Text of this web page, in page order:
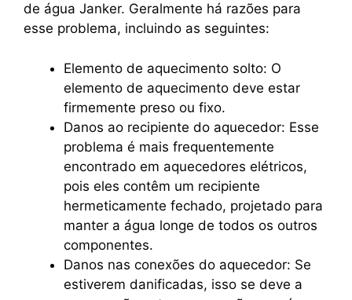
de água Janker. Geralmente há razões para
esse problema, incluindo as seguintes:
Elemento de aquecimento solto: O
elemento de aquecimento deve estar
firmemente preso ou fixo.
Danos ao recipiente do aquecedor: Esse
problema é mais frequentemente
encontrado em aquecedores elétricos,
pois eles contêm um recipiente
hermeticamente fechado, projetado para
manter a água longe de todos os outros
componentes.
Danos nas conexões do aquecedor: Se
estiverem danificadas, isso se deve a